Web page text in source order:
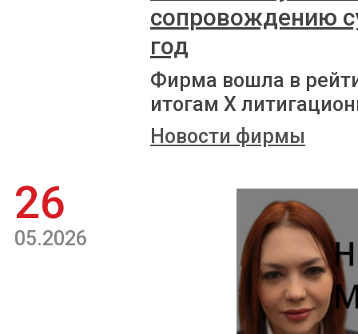
сопровождению
год
Фирма вошла в
итогам X
Новости фирмы
26
05.2026